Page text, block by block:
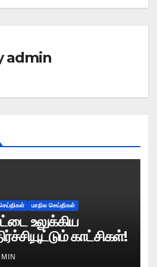
admin
மாநில செய்திகள்
உலுக்கிய
காட்சிகள்!